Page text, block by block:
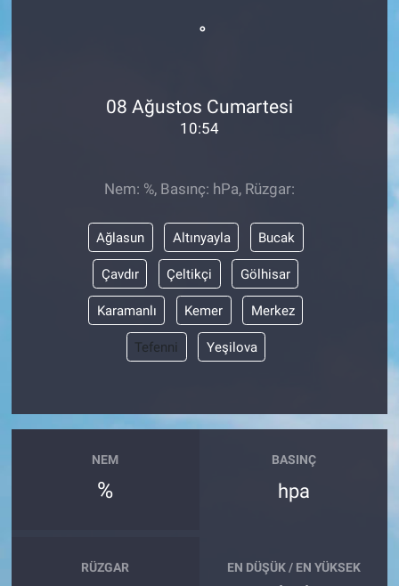
°
08 Ağustos Cumartesi
10:54
Nem: %, Basınç: hPa, Rüzgar:
Ağlasun Altınyayla Bucak
Çavdır Çeltikçi Gölhisar
Karamanlı Kemer Merkez
Tefenni Yeşilova
NEM
%
BASINÇ
hpa
RÜZGAR EN DÜŞÜK / EN YÜKSEK